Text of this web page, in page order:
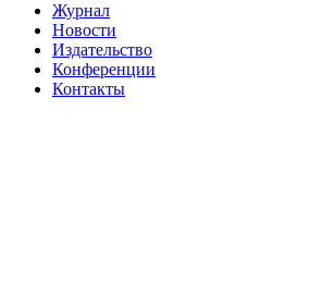
Журнал
Новости
Издательство
Конференции
Контакты